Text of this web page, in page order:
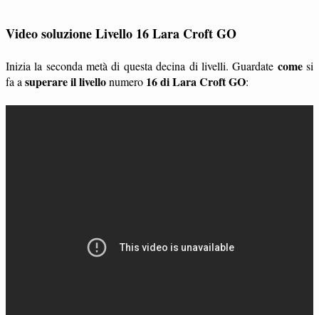
Video soluzione Livello 16 Lara Croft GO
Inizia la seconda metà di questa decina di livelli. Guardate comesi
fa asuperare il livellonumero 16 di Lara Croft GO: